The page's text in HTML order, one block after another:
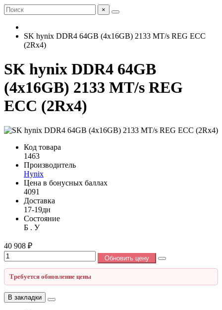
×
SK hynix DDR4 64GB (4x16GB) 2133 MT/s REG ECC
(2Rx4)
SK hynix DDR4 64GB
(4x16GB) 2133 MT/s REG
ECC (2Rx4)
Код товара
1463
Производитель
Hynix
Цена в бонусных баллах
4091
Доставка
17-19дн
Состояние
Б . У
40 908 ₽
Обновить цену
Требуется обновление цены
В закладки